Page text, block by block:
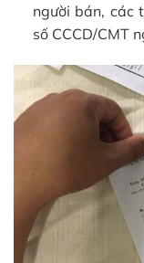
người bán, các
số CCCD/CMT